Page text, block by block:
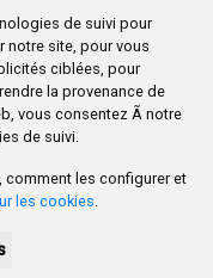
de suivi pour
notre site, pour vous
ciblées, pour
la provenance de
vous consentez Ã notre
de suivi.
les configurer et
les cookies.
BURGOS
C
AVISO LEGAL